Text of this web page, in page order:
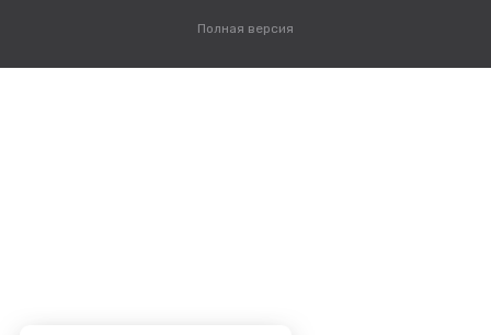
Полная версия